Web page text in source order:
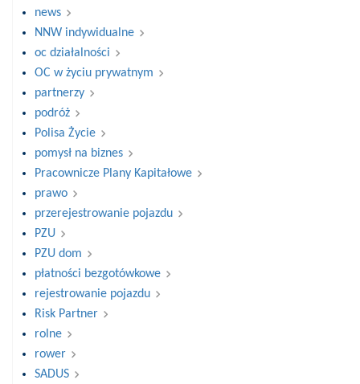
news
NNW indywidualne
oc działalności
OC w życiu prywatnym
partnerzy
podróż
Polisa Życie
pomysł na biznes
Pracownicze Plany Kapitałowe
prawo
przerejestrowanie pojazdu
PZU
PZU dom
płatności bezgotówkowe
rejestrowanie pojazdu
Risk Partner
rolne
rower
SADUS